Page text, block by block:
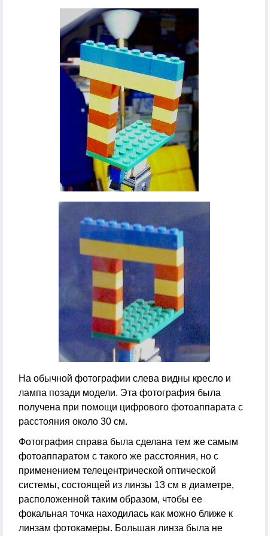
На обычной фотографии слева видны кресло и
лампа позади модели. Эта фотография была
получена при помощи цифрового фотоаппарата с
расстояния около 30 см.
Фотография справа была сделана тем же самым
фотоаппаратом с такого же расстояния, но с
применением телецентрической оптической
системы, состоящей из линзы 13 см в диаметре,
расположенной таким образом, чтобы ее
фокальная точка находилась как можно ближе к
линзам фотокамеры. Большая линза была не